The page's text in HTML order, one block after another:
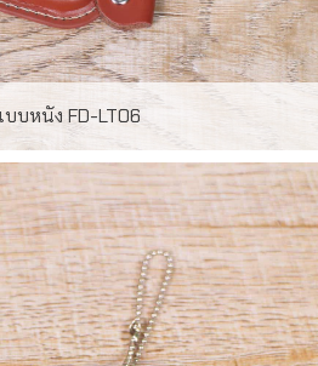
บบหนัง FD-LT06
Flash Drive 16GB พร้อมปั้มจำโลโก้ 1
ขั้นต่ำ 100 ชิ้น สินค้า รับประกัน 5ปี